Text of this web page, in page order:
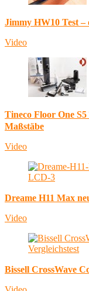
Jimmy HW10 Test –
Video
Tineco Floor One S5
Maßstäbe
Video
Dreame H11 Max
Video
Bissell CrossWave